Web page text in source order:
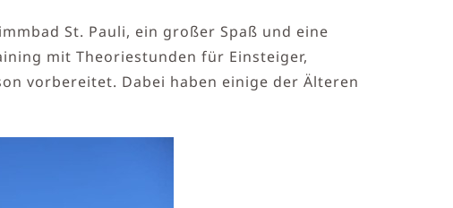
St. Pauli, ein großer Spaß und eine
mit Theoriestunden für Einsteiger,
vorbereitet. Dabei haben einige der Älteren